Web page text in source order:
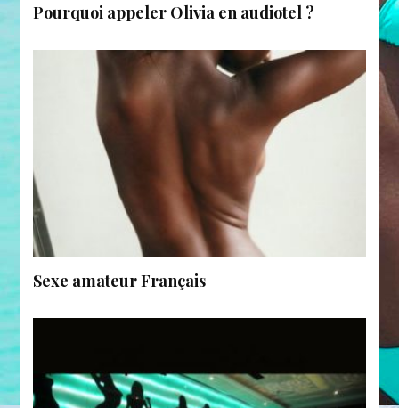
Pourquoi appeler Olivia en audiotel ?
Sexe amateur Français